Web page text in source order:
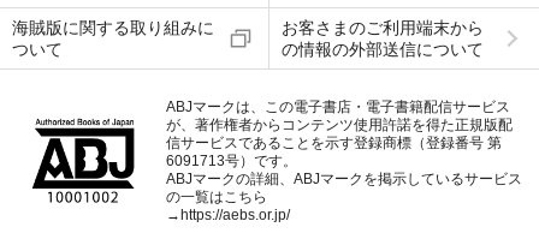
海賊版に関する取り組みに
ついて
お客さまのご利用端末から
の情報の外部送信について
ABJマークは、この電子書店・電子書籍配信サービス
が、著作権者からコンテンツ使用許諾を得た正規版配
信サービスであることを示す登録商標（登録番号 第
6091713号）です。
ABJマークの詳細、ABJマークを掲示しているサービス
の一覧はこちら
→https://aebs.or.jp/